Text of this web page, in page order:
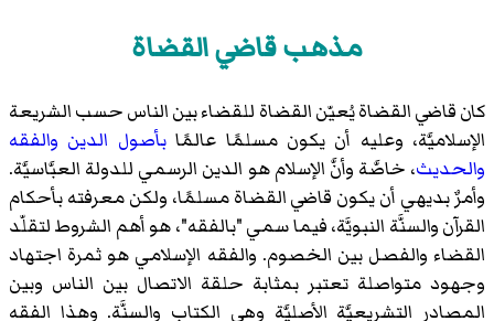
مذهب قاضي القضاة
كان قاضي القضاة يُعيّن القضاة للقضاء بين الناس حسب الشريعة
الإسلاميَّة، وعليه أن يكون مسلمًا عالمًابأصول الدين والفقه
والحديث، خاصَّة وأنَّ الإسلام هو الدين الرسمي للدولة العبَّاسيَّة.
وأمرٌ بديهي أن يكون قاضي القضاة مسلمًا، ولكن معرفته بأحكام
القرآن والسنَّة النبويَّة، فيما سمي "بالفقه"، هو أهم الشروط لتقلّد
القضاء والفصل بين الخصوم. والفقه الإسلامي هو ثمرة اجتهاد
وجهود متواصلة تعتبر بمثابة حلقة الاتصال بين الناس وبين
المصادر التشريعيَّة الأصليَّة وهي الكتاب والسنَّة. وهذا الفقه